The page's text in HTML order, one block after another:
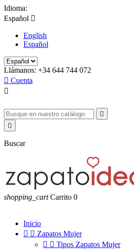
Idioma:
Español 
English
Español
Llámanos: +34 644 744 072
 Cuenta



Buscar
shopping_cart Carrito 0
Inicio
  Zapatos Mujer
  Tipos Zapatos Mujer